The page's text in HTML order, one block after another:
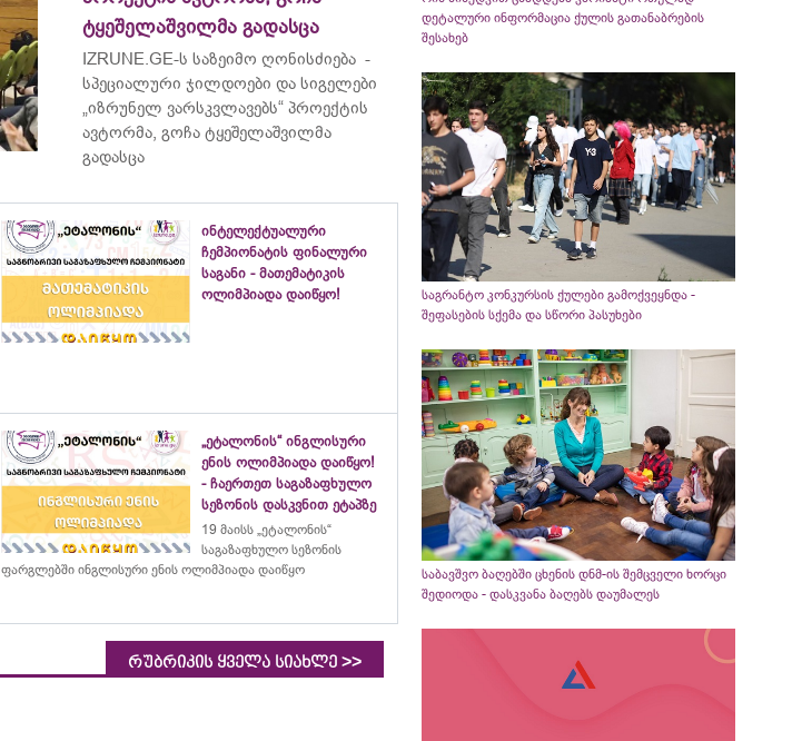
ტყეშელაშვილმა გადასცა
IZRUNE.GE-ს საზეიმო ღონისძიება -
სპეციალური ჯილდოები და სიგელები
„იზრუნელ ვარსკვლავებს“ პროექტის
ავტორმა, გოჩა ტყეშელაშვილმა
გადასცა
ინტელექტუალური
ჩემპიონატის ფინალური
საგანი - მათემატიკის
ოლიმპიადა დაიწყო!
„ეტალონის“ ინგლისური
ენის ოლიმპიადა დაიწყო!
- ჩაერთეთ საგაზაფხულო
სეზონის დასკვნით ეტაპზე
19 მაისს „ეტალონის“
საგაზაფხულო სეზონის
ფარგლებში ინგლისური ენის ოლიმპიადა დაიწყო
რუბრიკის ყველა სიახლე >>
დეტალური ინფორმაცია ქულის გათანაბრების
შესახებ
საგრანტო კონკურსის ქულები გამოქვეყნდა -
შეფასების სქემა და სწორი პასუხები
საბავშვო ბაღებში ცხენის დნმ-ის შემცველი ხორცი
შედიოდა - დასკვანა ბაღებს დაუმალეს